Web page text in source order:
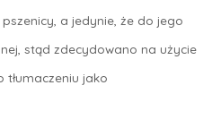
a jedynie, że do jego
stąd zdecydowano na użycie
tłumaczeniu jako